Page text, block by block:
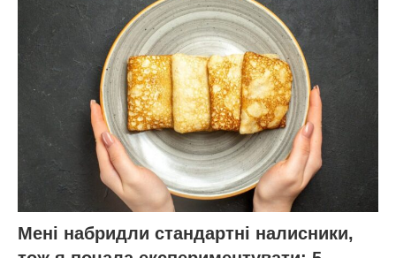
Мені набридли стандартні налисники,